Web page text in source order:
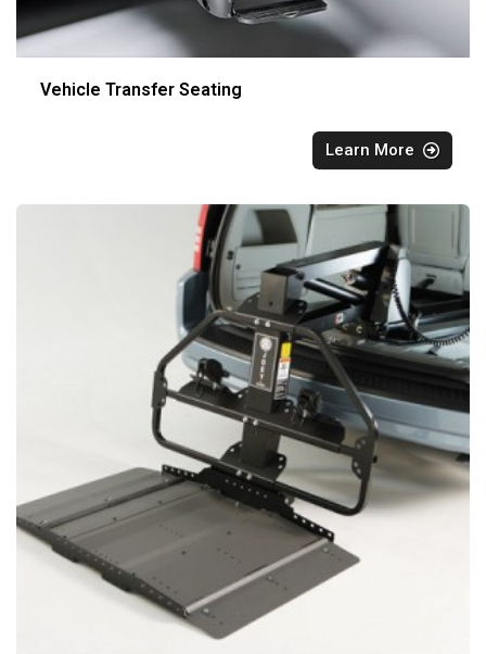
Vehicle Transfer Seating
Learn More